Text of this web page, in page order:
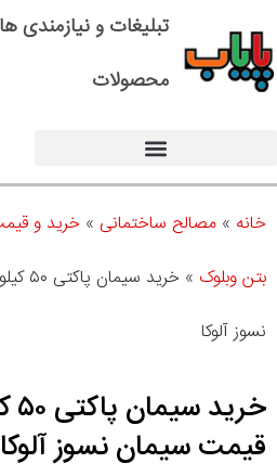
تبلیغات و
محصولات
خانه » مصالح ساختمانی » خرید و
بتن وبلوک »
خرید
نسوز آلوکا
قیمت سیمان نسوز آلوکا